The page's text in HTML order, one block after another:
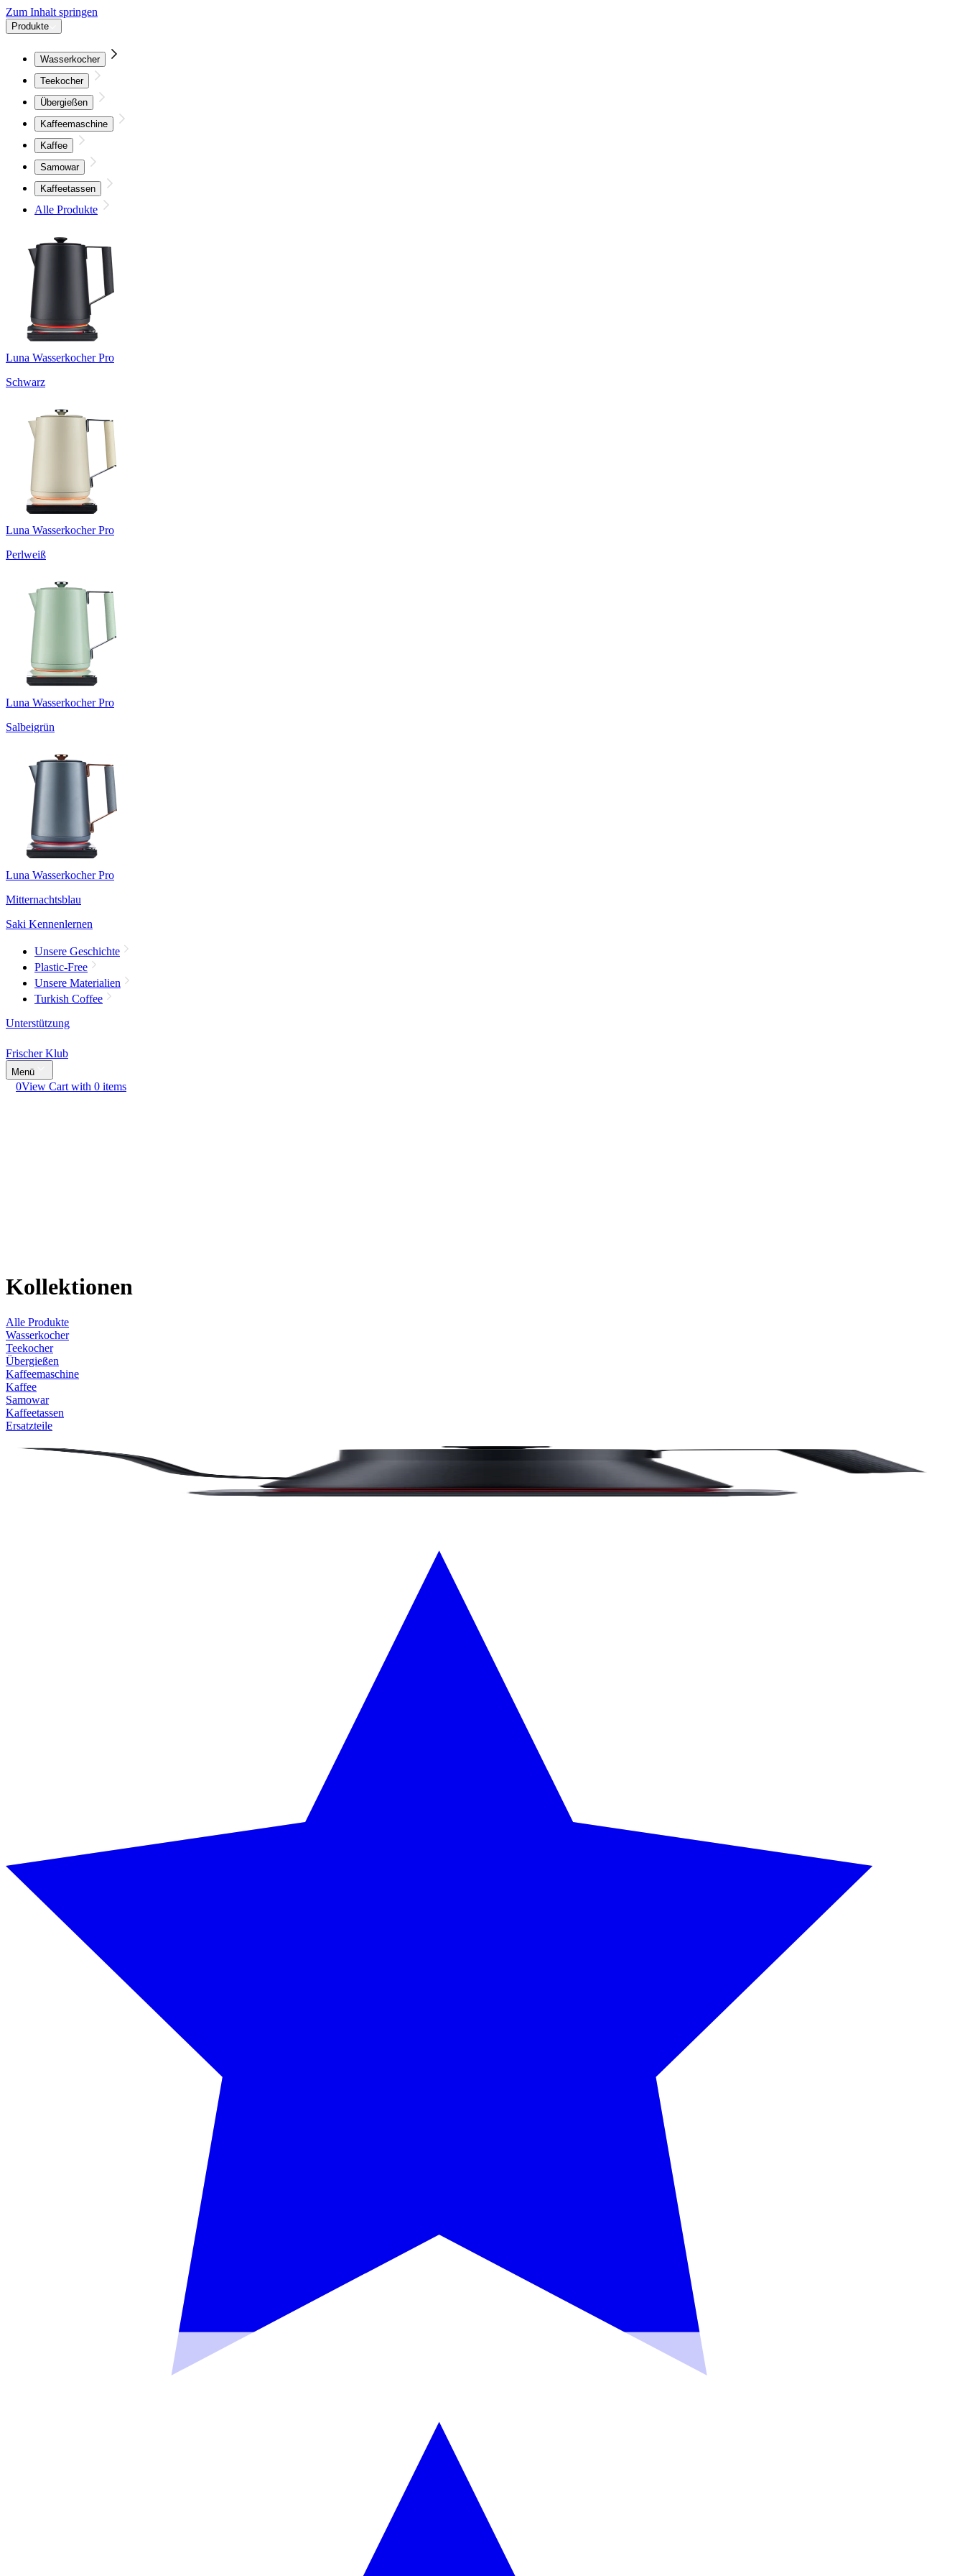
Zum Inhalt springen
Produkte
Wasserkocher
Teekocher
Übergießen
Kaffeemaschine
Kaffee
Samowar
Kaffeetassen
Alle Produkte
Luna Wasserkocher Pro
Schwarz
Luna Wasserkocher Pro
Perlweiß
Luna Wasserkocher Pro
Salbeigrün
Luna Wasserkocher Pro
Mitternachtsblau
Saki Kennenlernen
Unsere Geschichte
Plastic-Free
Unsere Materialien
Turkish Coffee
Unterstützung
Frischer Klub
Menü
0View Cart with 0 items
Kollektionen
Alle Produkte
Wasserkocher
Teekocher
Übergießen
Kaffeemaschine
Kaffee
Samowar
Kaffeetassen
Ersatzteile